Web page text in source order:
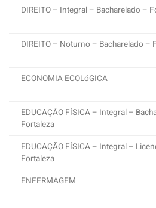
DIREITO – Integral – Bacharelado –
DIREITO – Noturno – Bacharelado –
ECONOMIA ECOLóGICA
EDUCAÇÃO FÍSICA – Integral –
Fortaleza
EDUCAÇÃO FÍSICA – Integral –
Fortaleza
ENFERMAGEM